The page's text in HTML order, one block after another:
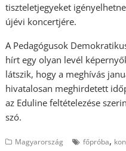
tiszteletjegyeket
újévi koncertjére.
A Pedagógusok
hírt egy olyan levél
látszik, hogy a meghívás
hivatalosan meghirdetett
az Eduline feltételezése
szó.
Magyarország főpróba,